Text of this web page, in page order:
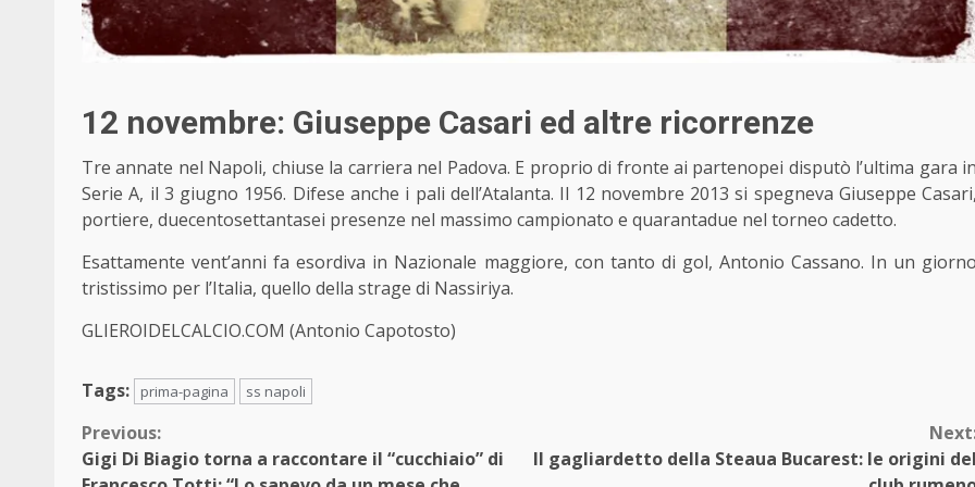
12 novembre: Giuseppe Casari ed altre ricorrenze
Tre annate nel Napoli, chiuse la carriera nel Padova. E proprio di fronte ai partenopei disputò l’ultima gara in
Serie A, il 3 giugno 1956. Difese anche i pali dell’Atalanta. Il 12 novembre 2013 si spegneva Giuseppe Casari,
portiere, duecentosettantasei presenze nel massimo campionato e quarantadue nel torneo cadetto.
Esattamente vent’anni fa esordiva in Nazionale maggiore, con tanto di gol, Antonio Cassano. In un giorno
tristissimo per l’Italia, quello della strage di Nassiriya.
GLIEROIDELCALCIO.COM (Antonio Capotosto)
Tags: prima-pagina ss napoli
Continue
Previous:
Gigi Di Biagio torna a raccontare il “cucchiaio” di
Il gagliardetto della Steaua Bucarest: le origini del